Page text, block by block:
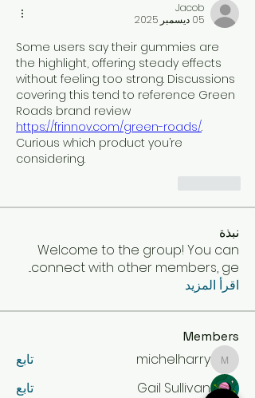
Jacob
05 ديسمبر 2025
Some users say their gummies are
the highlight, offering steady effects
without feeling too strong. Discussions
covering this tend to reference Green
https://frinnov.com/green-roads/.
Curious which product you’re
considering.
نبذة
Welcome to the group! You can
connect with other members, ge
...
اقرأ المزيد
Members
michelharry
michelharry
تابع
Gail Sullivan
تابع